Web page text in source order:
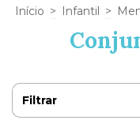
Início > Infantil >
Filtrar